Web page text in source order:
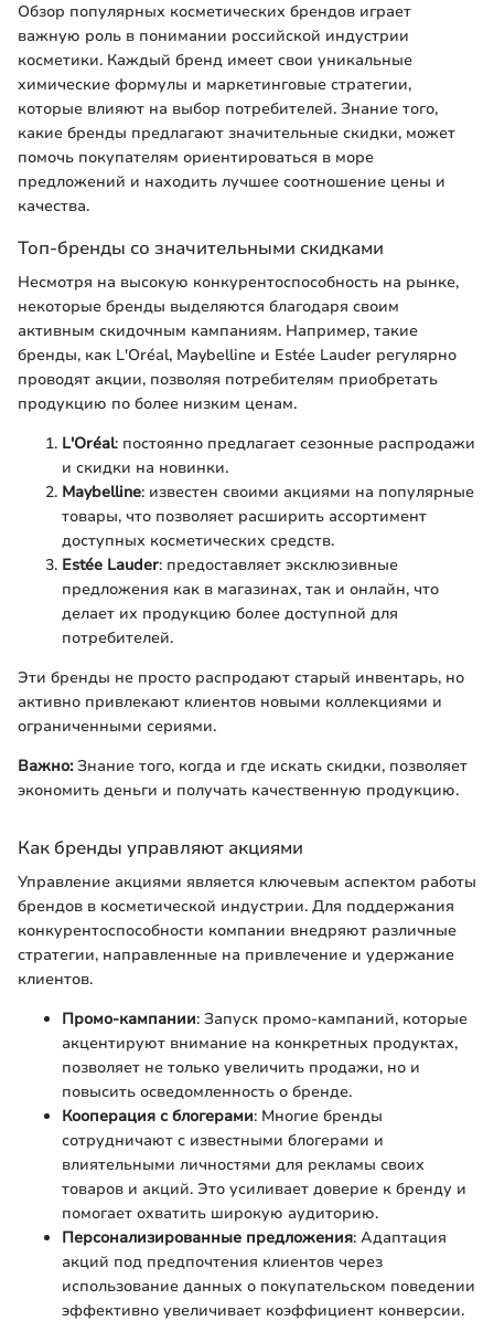
Обзор популярных косметических брендов играет
важную роль в понимании российской индустрии
косметики. Каждый бренд имеет свои уникальные
химические формулы и маркетинговые стратегии,
которые влияют на выбор потребителей. Знание того,
какие бренды предлагают значительные скидки, может
помочь покупателям ориентироваться в море
предложений и находить лучшее соотношение цены и
качества.
Топ-бренды со значительными скидками
Несмотря на высокую конкурентоспособность на рынке,
некоторые бренды выделяются благодаря своим
активным скидочным кампаниям. Например, такие
бренды, как L'Oréal, Maybelline и Estée Lauder регулярно
проводят акции, позволяя потребителям приобретать
продукцию по более низким ценам.
L'Oréal: постоянно предлагает сезонные распродажи
и скидки на новинки.
Maybelline: известен своими акциями на популярные
товары, что позволяет расширить ассортимент
доступных косметических средств.
Estée Lauder: предоставляет эксклюзивные
предложения как в магазинах, так и онлайн, что
делает их продукцию более доступной для
потребителей.
Эти бренды не просто распродают старый инвентарь, но
активно привлекают клиентов новыми коллекциями и
ограниченными сериями.
Важно:Знание того, когда и где искать скидки, позволяет
экономить деньги и получать качественную продукцию.
Как бренды управляют акциями
Управление акциями является ключевым аспектом работы
брендов в косметической индустрии. Для поддержания
конкурентоспособности компании внедряют различные
стратегии, направленные на привлечение и удержание
клиентов.
Промо-кампании: Запуск промо-кампаний, которые
акцентируют внимание на конкретных продуктах,
позволяет не только увеличить продажи, но и
повысить осведомленность о бренде.
Кооперация с блогерами: Многие бренды
сотрудничают с известными блогерами и
влиятельными личностями для рекламы своих
товаров и акций. Это усиливает доверие к бренду и
помогает охватить широкую аудиторию.
Персонализированные предложения: Адаптация
акций под предпочтения клиентов через
использование данных о покупательском поведении
эффективно увеличивает коэффициент конверсии.